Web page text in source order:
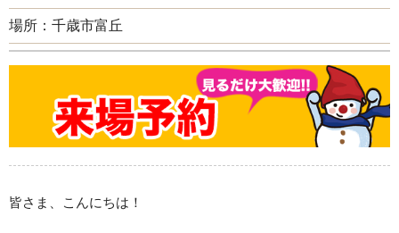
場所：千歳市富丘
皆さま、こんにちは！